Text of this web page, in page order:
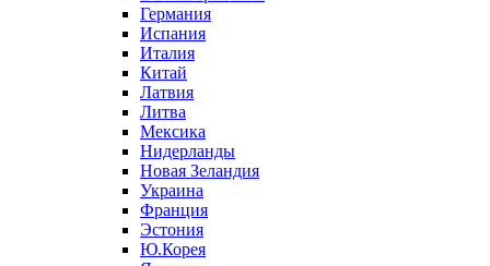
Германия
Испания
Италия
Китай
Латвия
Литва
Мексика
Нидерланды
Новая Зеландия
Украина
Франция
Эстония
Ю.Корея